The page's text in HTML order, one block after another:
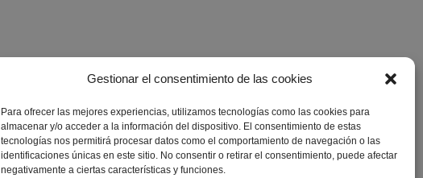
Gestionar el consentimiento de las cookies
Para ofrecer las mejores experiencias, utilizamos tecnologías como las cookies para
almacenar y/o acceder a la información del dispositivo. El consentimiento de estas
tecnologías nos permitirá procesar datos como el comportamiento de navegación o las
identificaciones únicas en este sitio. No consentir o retirar el consentimiento, puede afectar
negativamente a ciertas características y funciones.